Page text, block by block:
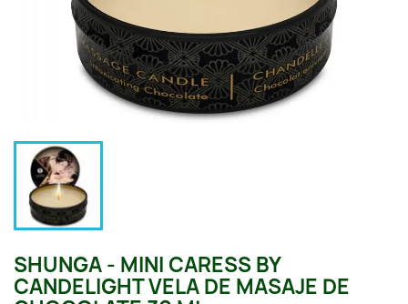
SHUNGA - MINI CARESS BY
CANDELIGHT VELA DE MASAJE DE